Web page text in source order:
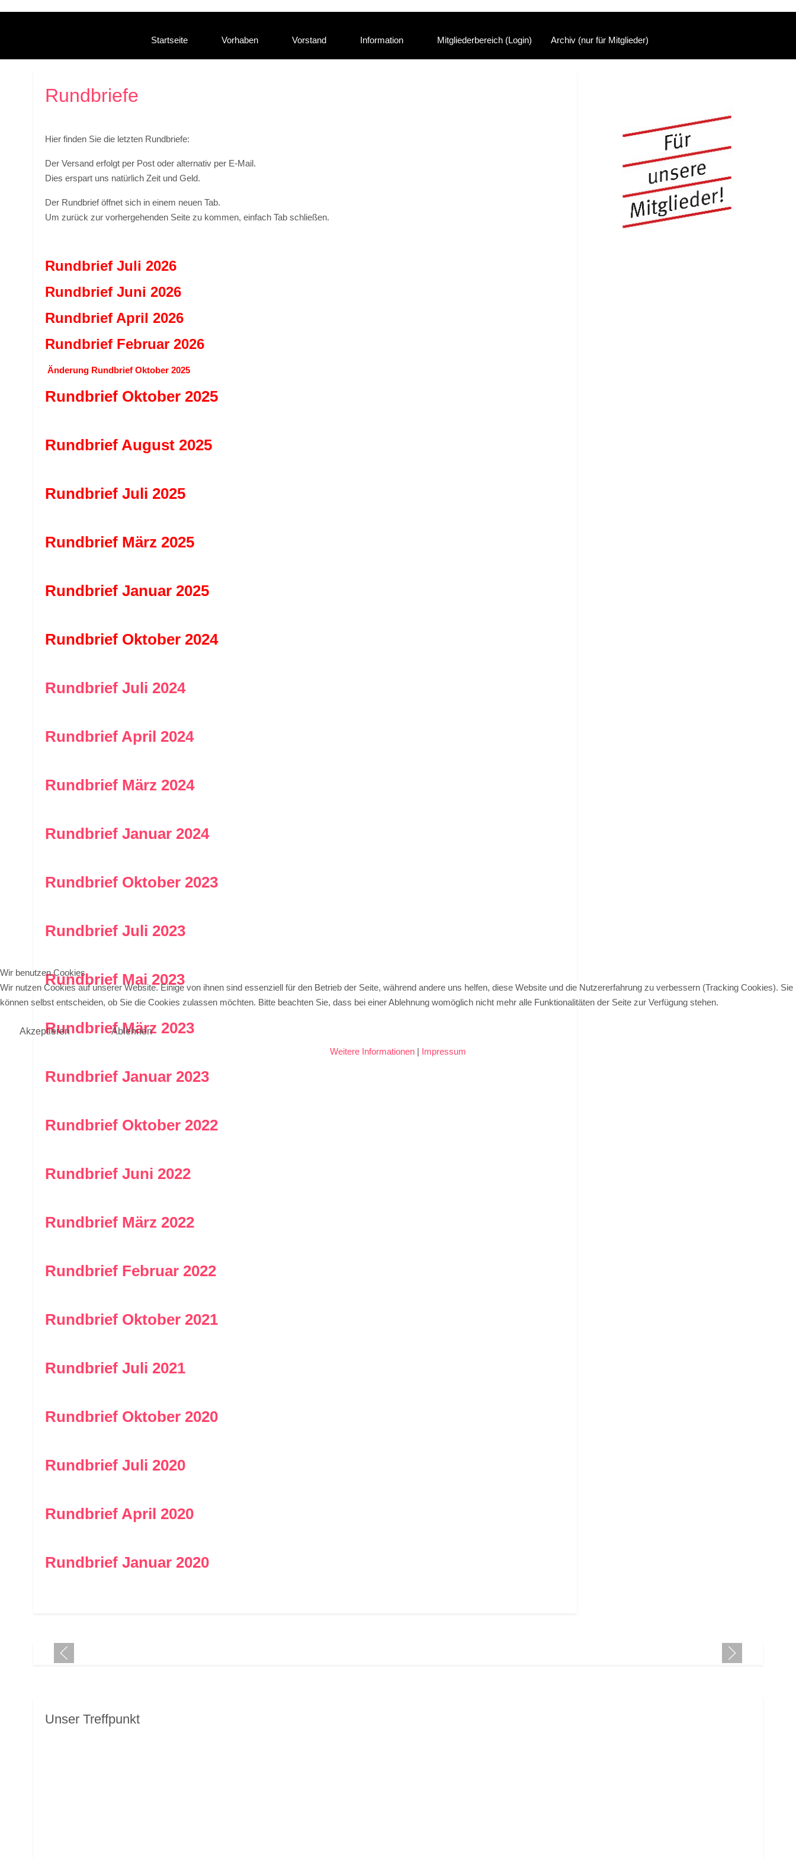
Startseite Vorhaben Vorstand Information Mitgliederbereich (Login) Archiv (nur für Mitglieder)
Rundbriefe
Hier finden Sie die letzten Rundbriefe:
Der Versand erfolgt per Post oder alternativ per E-Mail.
Dies erspart uns natürlich Zeit und Geld.
Der Rundbrief öffnet sich in einem neuen Tab.
Um zurück zur vorhergehenden Seite zu kommen, einfach Tab schließen.
Rundbrief Juli 2026
Rundbrief Juni 2026
Rundbrief April 2026
Rundbrief Februar 2026
Änderung Rundbrief Oktober 2025
Rundbrief Oktober 2025
Rundbrief August 2025
Rundbrief Juli 2025
Rundbrief März 2025
Rundbrief Januar 2025
Rundbrief Oktober 2024
Rundbrief Juli 2024
Rundbrief April 2024
Rundbrief März 2024
Rundbrief Januar 2024
Rundbrief Oktober 2023
Rundbrief Juli 2023
Rundbrief Mai 2023
Rundbrief März 2023
Rundbrief Januar 2023
Rundbrief Oktober 2022
Rundbrief Juni 2022
Rundbrief März 2022
Rundbrief Februar 2022
Rundbrief Oktober 2021
Rundbrief Juli 2021
Rundbrief Oktober 2020
Rundbrief Juli 2020
Rundbrief April 2020
Rundbrief Januar 2020
Unser Treffpunkt
Wir benutzen Cookies
Wir nutzen Cookies auf unserer Website. Einige von ihnen sind essenziell für den Betrieb der Seite, während andere uns helfen, diese Website und die Nutzererfahrung zu verbessern (Tracking Cookies). Sie
können selbst entscheiden, ob Sie die Cookies zulassen möchten. Bitte beachten Sie, dass bei einer Ablehnung womöglich nicht mehr alle Funktionalitäten der Seite zur Verfügung stehen.
Akzeptieren
Ablehnen
Weitere Informationen | Impressum